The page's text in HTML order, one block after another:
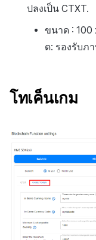
ปลงเป็น CTXT.
ขนาด : 100
ด: รองรับภ
โทเค็นเกม